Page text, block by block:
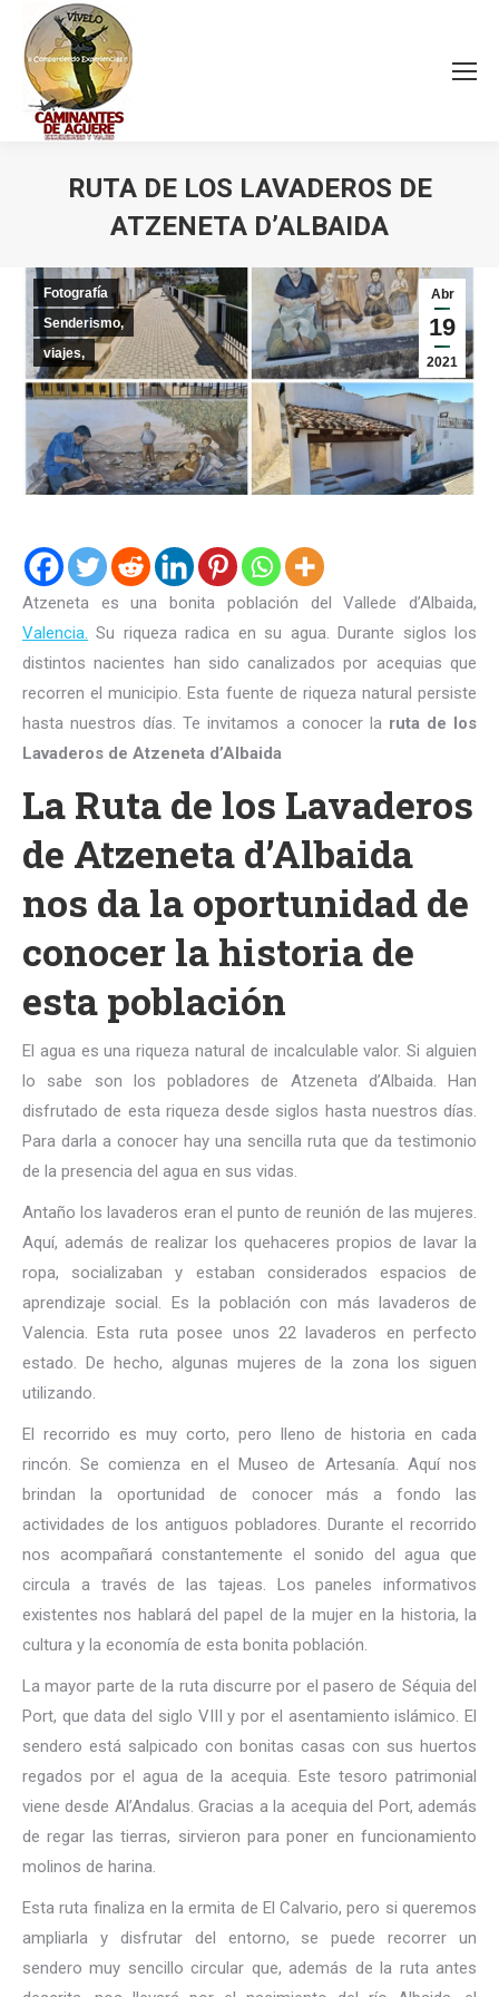
RUTA DE LOS LAVADEROS DE
ATZENETA D’ALBAIDA
Abr
19
2021
Fotografía
Senderismo,
viajes,
Atzeneta es una bonita población del Vallede d’Albaida,
Valencia. Su riqueza radica en su agua. Durante siglos los
distintos nacientes han sido canalizados por acequias que
recorren el municipio. Esta fuente de riqueza natural persiste
hasta nuestros días. Te invitamos a conocer la ruta de los
Lavaderos de Atzeneta d’Albaida
La Ruta de los Lavaderos
de Atzeneta d’Albaida
nos da la oportunidad de
conocer la historia de
esta población
El agua es una riqueza natural de incalculable valor. Si alguien
lo sabe son los pobladores de Atzeneta d’Albaida. Han
disfrutado de esta riqueza desde siglos hasta nuestros días.
Para darla a conocer hay una sencilla ruta que da testimonio
de la presencia del agua en sus vidas.
Antaño los lavaderos eran el punto de reunión de las mujeres.
Aquí, además de realizar los quehaceres propios de lavar la
ropa, socializaban y estaban considerados espacios de
aprendizaje social. Es la población con más lavaderos de
Valencia. Esta ruta posee unos 22 lavaderos en perfecto
estado. De hecho, algunas mujeres de la zona los siguen
utilizando.
El recorrido es muy corto, pero lleno de historia en cada
rincón. Se comienza en el Museo de Artesanía. Aquí nos
brindan la oportunidad de conocer más a fondo las
actividades de los antiguos pobladores. Durante el recorrido
nos acompañará constantemente el sonido del agua que
circula a través de las tajeas. Los paneles informativos
existentes nos hablará del papel de la mujer en la historia, la
cultura y la economía de esta bonita población.
La mayor parte de la ruta discurre por el pasero de Séquia del
Port, que data del siglo VIII y por el asentamiento islámico. El
sendero está salpicado con bonitas casas con sus huertos
regados por el agua de la acequia. Este tesoro patrimonial
viene desde Al’Andalus. Gracias a la acequia del Port, además
de regar las tierras, sirvieron para poner en funcionamiento
molinos de harina.
Esta ruta finaliza en la ermita de El Calvario, pero si queremos
ampliarla y disfrutar del entorno, se puede recorrer un
sendero muy sencillo circular que, además de la ruta antes